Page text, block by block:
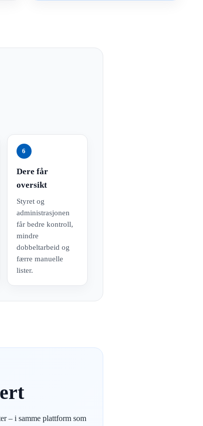
6
Dere får
oversikt
Styret og
administrasjonen
får bedre kontroll,
mindre
dobbeltarbeid og
færre manuelle
lister.
– i samme plattform som